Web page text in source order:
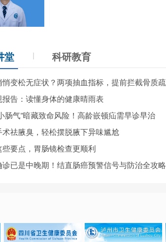
堂 | 科研教育
变松无症状？两项抽血指标，提前拦截骨质
报告：读懂身体的健康晴雨表
肠气”暗藏致命风险！高龄嵌顿疝需早诊早治
术祛腋臭，轻松摆脱腋下异味尴尬
些要点，胃肠镜检查更顺利
诊已是中晚期！结直肠癌预警信号与防治全攻略